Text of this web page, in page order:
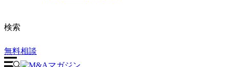
検索
無料相談